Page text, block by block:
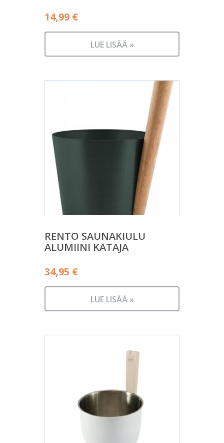
14,99 €
LUE LISÄÄ »
RENTO SAUNAKIULU
ALUMIINI KATAJA
34,95 €
LUE LISÄÄ »